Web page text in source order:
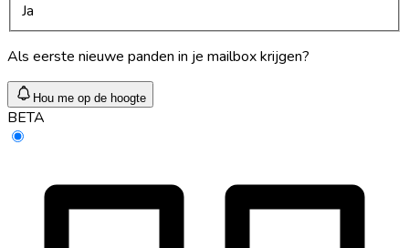
Ja
Als eerste nieuwe panden in je mailbox krijgen?
Hou me op de hoogte
BETA